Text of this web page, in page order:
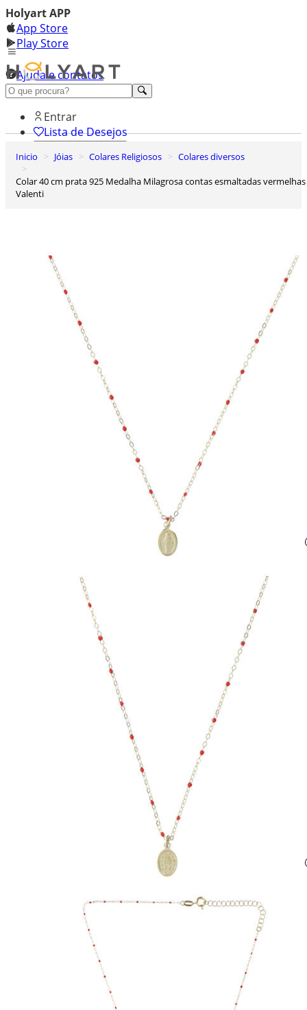
Holyart APP
App Store
Play Store
Ajuda e contatos
Conheça premium
Entrar
Lista de Desejos
0
Inicio Jóias Colares Religiosos
Colares diversos
Colar 40 cm prata 925 Medalha Milagrosa contas esmaltadas vermelhas
Valenti